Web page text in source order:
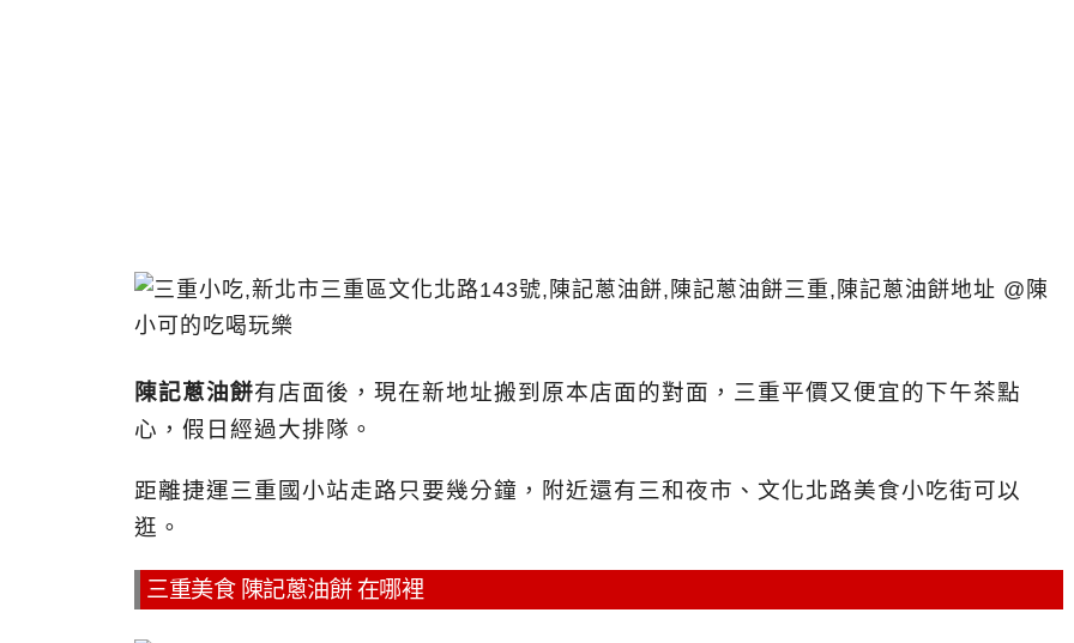
陳記蔥油餅有店面後，現在新地址搬到原本店面的對面，三重平價又便宜的下午茶點
心，假日經過大排隊。
距離捷運三重國小站走路只要幾分鐘，附近還有三和夜市、文化北路美食小吃街可以
逛。
三重美食 陳記蔥油餅 在哪裡